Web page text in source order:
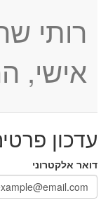
רותי
אישי,
עדכון
דואר אלקטרוני